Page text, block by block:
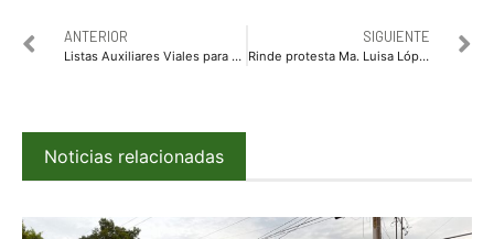
ANTERIOR
Listas Auxiliares Viales para apoyar a la ciudadanía
SIGUIENTE
Rinde protesta Ma. Luisa López Rodríguez como dirigente del OMMPRI Ahome
Noticias relacionadas